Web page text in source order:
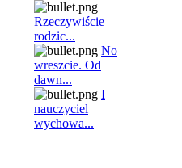
Rzeczywiście
rodzic...
No
wreszcie. Od
dawn...
I
nauczyciel
wychowa...